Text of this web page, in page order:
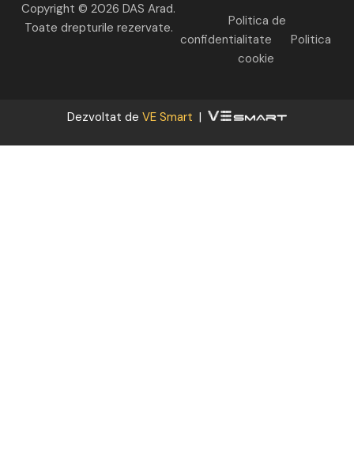
Copyright © 2026 DAS Arad.
Toate drepturile rezervate.
Politica de
confidentialitate
Politica
cookie
Dezvoltat de VE Smart |